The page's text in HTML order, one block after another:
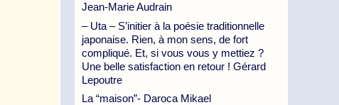
Jean-Marie Audrain
– Uta – S’initier à la poésie traditionnelle
japonaise. Rien, à mon sens, de fort
compliqué. Et, si vous vous y mettiez ?
Une belle satisfaction en retour ! Gérard
Lepoutre
La “maison”- Daroca Mikael